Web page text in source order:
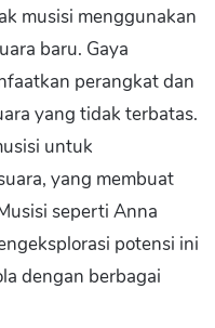
musisi menggunakan
baru. Gaya
perangkat dan
yang tidak terbatas.
untuk
yang membuat
seperti Anna
potensi ini
dengan berbagai